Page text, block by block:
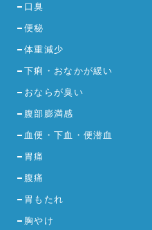
口臭
便秘
体重減少
下痢・おなかが緩い
おならが臭い
腹部膨満感
血便・下血・便潜血
胃痛
腹痛
胃もたれ
胸やけ